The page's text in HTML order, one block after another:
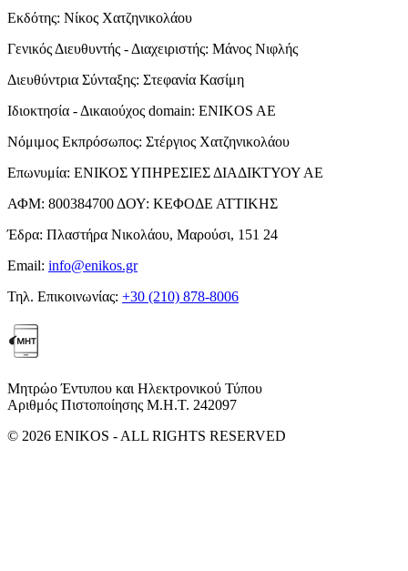
Εκδότης: Νίκος Χατζηνικολάου
Γενικός Διευθυντής - Διαχειριστής: Μάνος Νιφλής
Διευθύντρια Σύνταξης: Στεφανία Κασίμη
Ιδιοκτησία - Δικαιούχος domain: ENIKOS AE
Νόμιμος Εκπρόσωπος: Στέργιος Χατζηνικολάου
Επωνυμία: ΕΝΙΚΟΣ ΥΠΗΡΕΣΙΕΣ ΔΙΑΔΙΚΤΥΟΥ ΑΕ
ΑΦΜ: 800384700 ΔΟΥ: ΚΕΦΟΔΕ ΑΤΤΙΚΗΣ
Έδρα: Πλαστήρα Νικολάου, Μαρούσι, 151 24
Email: info@enikos.gr
Τηλ. Επικοινωνίας: +30 (210) 878-8006
Μητρώο Έντυπου και Ηλεκτρονικού Τύπου
Αριθμός Πιστοποίησης Μ.Η.Τ. 242097
© 2026 ENIKOS - ALL RIGHTS RESERVED